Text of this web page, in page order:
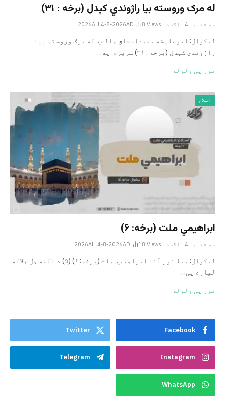
له مرګ وروسته بیا راژوندي کېدل (برخه : ۳۱)
سه شنبه _4 _اگست _2026AH 4-8-2026AD 8 Views
لیکوال: ابوعایشه محمداسحاق صالحي له مرګ وروسته بیا
راژوندي کېدل (برخه : ۳۱) سریزه: په…
نور یی ولوله
اسلام
ابراهيمي ملت (برخه: ۶)
سه شنبه _4 _اگست _2026AH 4-8-2026AD 18 Views
ليکوال: میا نور آغا ابراهيمي ملت (برخه: ۶) (۵) د الله جل جلاله
لپاره یې…
نور یی ولوله
Facebook
Twitter
Instagram
Telegram
WhatsApp